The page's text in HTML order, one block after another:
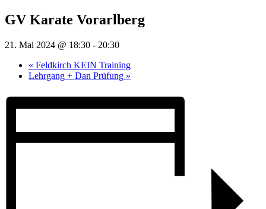
GV Karate Vorarlberg
21. Mai 2024 @ 18:30 - 20:30
« Feldkirch KEIN Training
Lehrgang + Dan Prüfung »